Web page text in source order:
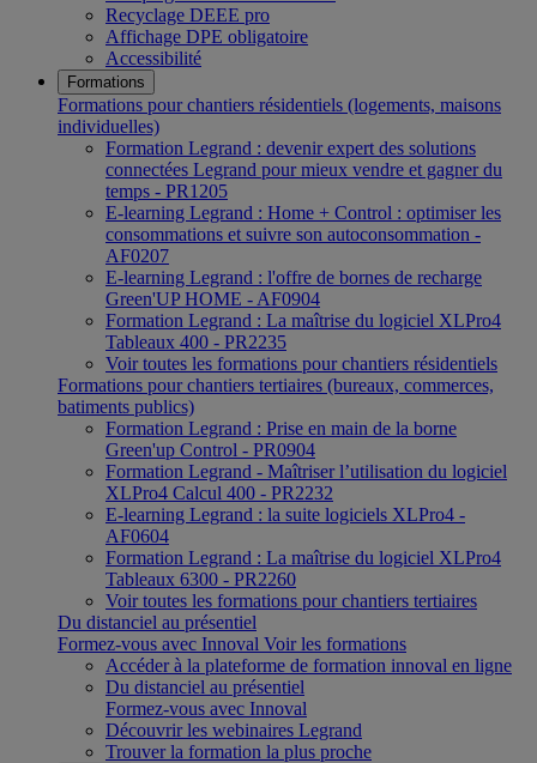
Recyclage DEEE pro
Affichage DPE obligatoire
Accessibilité
Formations
Formations pour chantiers résidentiels (logements, maisons
individuelles)
Formation Legrand : devenir expert des solutions
connectées Legrand pour mieux vendre et gagner du
temps - PR1205
E-learning Legrand : Home + Control : optimiser les
consommations et suivre son autoconsommation -
AF0207
E-learning Legrand : l'offre de bornes de recharge
Green'UP HOME - AF0904
Formation Legrand : La maîtrise du logiciel XLPro4
Tableaux 400 - PR2235
Voir toutes les formations pour chantiers résidentiels
Formations pour chantiers tertiaires (bureaux, commerces,
batiments publics)
Formation Legrand : Prise en main de la borne
Green'up Control - PR0904
Formation Legrand - Maîtriser l’utilisation du logiciel
XLPro4 Calcul 400 - PR2232
E-learning Legrand : la suite logiciels XLPro4 -
AF0604
Formation Legrand : La maîtrise du logiciel XLPro4
Tableaux 6300 - PR2260
Voir toutes les formations pour chantiers tertiaires
Du distanciel au présentiel
Formez-vous avec Innoval Voir les formations
Accéder à la plateforme de formation innoval en ligne
Du distanciel au présentiel
Formez-vous avec Innoval
Découvrir les webinaires Legrand
Trouver la formation la plus proche